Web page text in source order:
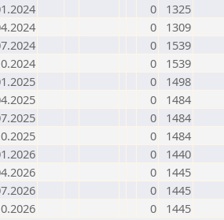
0
1325
0
1309
0
1539
0
1539
0
1498
0
1484
0
1484
0
1484
0
1440
0
1445
0
1445
0 1445